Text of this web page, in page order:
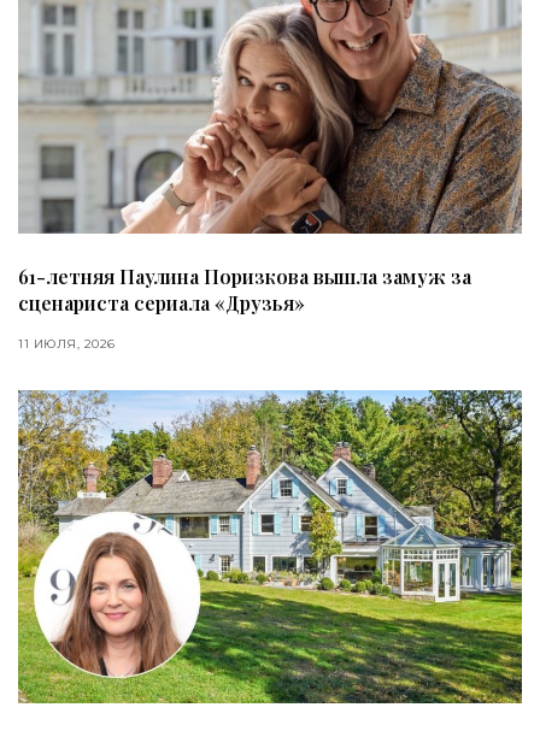
61-летняя Паулина Поризкова вышла замуж за
сценариста сериала «Друзья»
11 ИЮЛЯ, 2026